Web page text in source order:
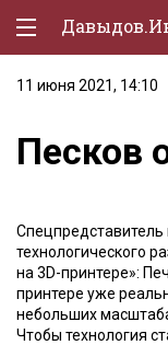
Политическая
Экономика
Образование
Спорт
Культура
11 июня 2021, 14:10
Песков
технологического
на 3D-принтере»:
принтере уже
небольших
Чтобы технология